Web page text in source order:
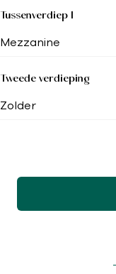
Tussenverdiep 1
Mezzanine
Tweede verdieping
Zolder